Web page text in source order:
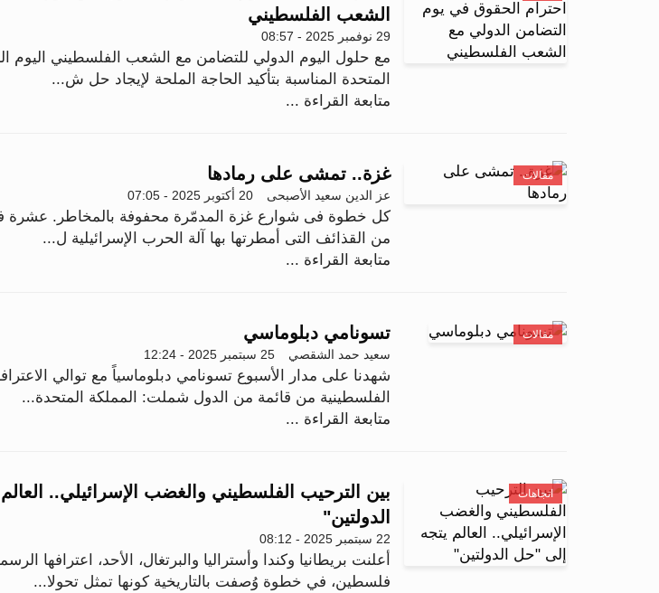
الشعب الفلسطيني
29 نوفمبر 2025 - 08:57
مع حلول اليوم الدولي للتضامن مع الشعب الفلسطيني اليوم
المتحدة المناسبة بتأكيد الحاجة الملحة لإيجاد حل ش...
متابعة القراءة ...
مقالات غزة.. تمشى على رمادها
عز الدين سعيد الأصبحى 20 أكتوبر 2025 - 07:05
كل خطوة فى شوارع غزة المدمّرة محفوفة بالمخاطر. عشرة فى
من القذائف التى أمطرتها بها آلة الحرب الإسرائيلية ل...
متابعة القراءة ...
مقالات تسونامي دبلوماسي
سعيد حمد الشقصي 25 سبتمبر 2025 - 12:24
شهدنا على مدار الأسبوع تسونامي دبلوماسياً مع توالي
الفلسطينية من قائمة من الدول شملت: المملكة المتحدة...
متابعة القراءة ...
اتجاهات
بين الترحيب الفلسطيني والغضب الإسرائيلي..
الدولتين"
22 سبتمبر 2025 - 08:12
أعلنت بريطانيا وكندا وأستراليا والبرتغال، الأحد، اعترافها
فلسطين، في خطوة وُصفت بالتاريخية كونها تمثل تحولا...